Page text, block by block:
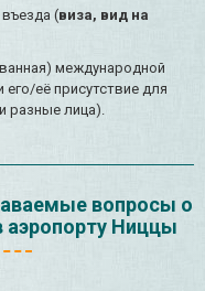
(виза, вид на
международной
её присутствие для
разные лица).
вопросы о
аэропорту Ниццы